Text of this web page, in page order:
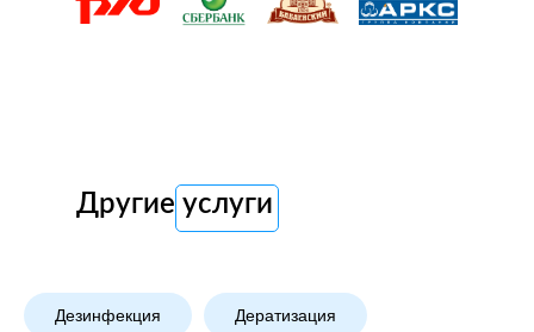
Другие услуги
Дезинфекция Дератизация